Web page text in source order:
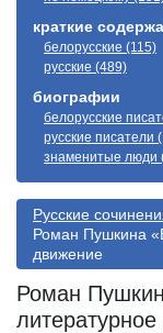
краткие
белорусские (115)
русские (489)
биографии
белорусские
русские писатели
знаменитые люди
Русские
Роман Пушкина
движение
Роман